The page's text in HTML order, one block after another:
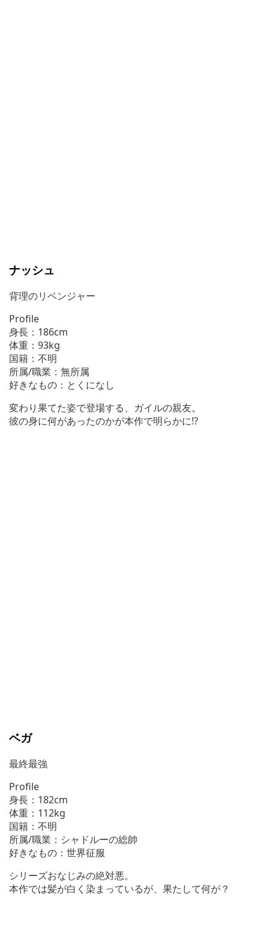
ナッシュ
背理のリベンジャー
Profile
身長：186cm
体重：93kg
国籍：不明
所属/職業：無所属
好きなもの：とくになし
変わり果てた姿で登場する、ガイルの親友。
彼の身に何があったのかが本作で明らかに!?
ベガ
最終最強
Profile
身長：182cm
体重：112kg
国籍：不明
所属/職業：シャドルーの総帥
好きなもの：世界征服
シリーズおなじみの絶対悪。
本作では髪が白く染まっているが、果たして何が？